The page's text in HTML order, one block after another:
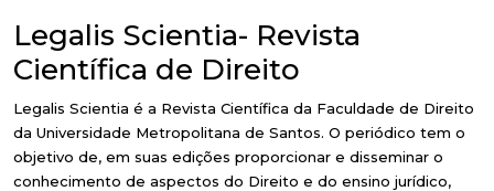
Legalis Scientia- Revista
Científica de Direito
Legalis Scientia é a Revista Científica da Faculdade de Direito
da Universidade Metropolitana de Santos. O periódico tem o
objetivo de, em suas edições proporcionar e disseminar o
conhecimento de aspectos do Direito e do ensino jurídico,